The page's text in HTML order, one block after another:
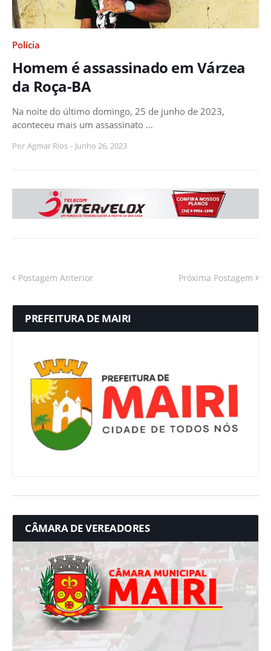
Polícia
Homem é assassinado em Várzea
da Roça-BA
Na noite do último domingo, 25 de junho de 2023,
aconteceu mais um assassinato …
Por Agmar Rios - Junho 26, 2023
Postagem Anterior Próxima Postagem
PREFEITURA DE MAIRI
CÂMARA DE VEREADORES